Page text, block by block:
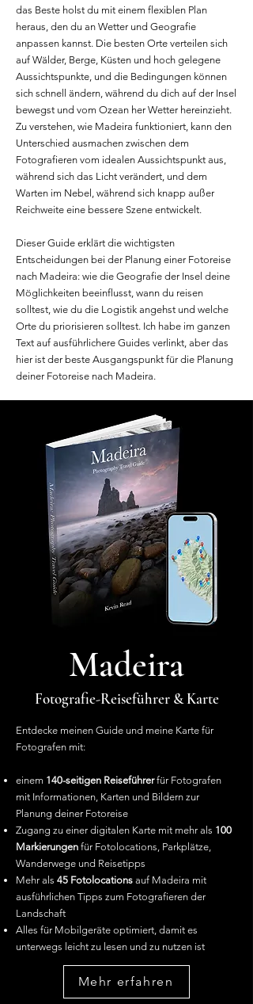
das Beste holst du mit einem flexiblen Plan
heraus, den du an Wetter und Geografie
anpassen kannst. Die besten Orte verteilen sich
auf Wälder, Berge, Küsten und hoch gelegene
Aussichtspunkte, und die Bedingungen können
sich schnell ändern, während du dich auf der Insel
bewegst und vom Ozean her Wetter hereinzieht.
Zu verstehen, wie Madeira funktioniert, kann den
Unterschied ausmachen zwischen dem
Fotografieren vom idealen Aussichtspunkt aus,
während sich das Licht verändert, und dem
Warten im Nebel, während sich knapp außer
Reichweite eine bessere Szene entwickelt.
Dieser Guide erklärt die wichtigsten
Entscheidungen bei der Planung einer Fotoreise
nach Madeira: wie die Geografie der Insel deine
Möglichkeiten beeinflusst, wann du reisen
solltest, wie du die Logistik angehst und welche
Orte du priorisieren solltest. Ich habe im ganzen
Text auf ausführlichere Guides verlinkt, aber das
hier ist der beste Ausgangspunkt für die Planung
deiner Fotoreise nach Madeira.
Madeira
Fotografie-Reiseführer & Karte
Entdecke meinen Guide und meine Karte für
Fotografen mit:
einem 140-seitigen Reiseführerfür Fotografen
mit Informationen, Karten und Bildern zur
Planung deiner Fotoreise
Zugang zu einer digitalen Karte mit mehr als 100
Markierungen für Fotolocations, Parkplätze,
Wanderwege und Reisetipps
Mehr als 45 Fotolocations auf Madeira mit
ausführlichen Tipps zum Fotografieren der
Landschaft
Alles für Mobilgeräte optimiert, damit es
unterwegs leicht zu lesen und zu nutzen ist
Mehr erfahren